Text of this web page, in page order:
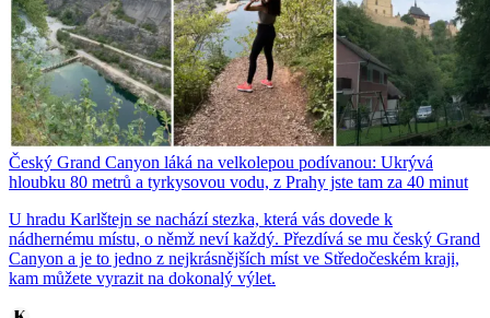
Český Grand Canyon láká na velkolepou podívanou: Ukrývá
hloubku 80 metrů a tyrkysovou vodu, z Prahy jste tam za 40 minut
U hradu Karlštejn se nachází stezka, která vás dovede k
nádhernému místu, o němž neví každý. Přezdívá se mu český Grand
Canyon a je to jedno z nejkrásnějších míst ve Středočeském kraji,
kam můžete vyrazit na dokonalý výlet.